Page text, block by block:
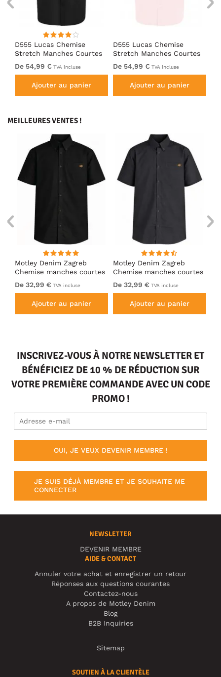
D555 Lucas Chemise
Stretch Manches Courtes
Anti-Taches Sans
Repassage Noire
De 54,99 € TVA incluse
Ajouter au panier
D555 Lucas Chemise
Stretch Manches Courtes
Anti-Taches Sans
Repassage Rose
De 54,99 € TVA incluse
Ajouter au panier
MEILLEURES VENTES !
Motley Denim Zagreb
Chemise manches courtes
Noir
De 32,99 € TVA incluse
Ajouter au panier
Motley Denim Zagreb
Chemise manches courtes
Anthracite
De 32,99 € TVA incluse
Ajouter au panier
INSCRIVEZ-VOUS À NOTRE NEWSLETTER ET
BÉNÉFICIEZ DE 10 % DE RÉDUCTION SUR
VOTRE PREMIÈRE COMMANDE AVEC UN CODE
PROMO !
OUI, JE VEUX DEVENIR MEMBRE !
JE SUIS DÉJÀ MEMBRE ET JE SOUHAITE ME
CONNECTER
NEWSLETTER
DEVENIR MEMBRE
AIDE & CONTACT
Annuler votre achat et enregistrer un retour
Réponses aux questions courantes
Contactez-nous
A propos de Motley Denim
Blog
B2B Inquiries
Sitemap
SOUTIEN À LA CLIENTÈLE